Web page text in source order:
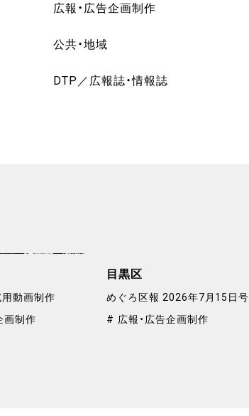
広報・広告企画制作
公共・地域
DTP 広報誌・情報誌
動画制作
画制作
目黒区
めぐろ区報 2026年7月15日号
広報・広告企画制作